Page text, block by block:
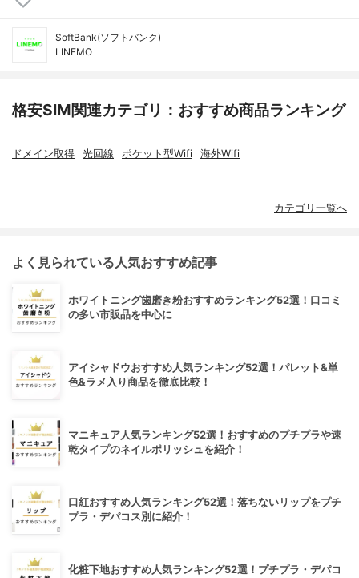
SoftBank(ソフトバンク)
LINEMO
格安SIM関連カテゴリ：おすすめ商品ランキング
ドメイン取得 光回線 ポケット型Wifi 海外Wifi
カテゴリ一覧へ
よく見られている人気おすすめ記事
ホワイトニング歯磨き粉おすすめランキング52選！口コミ
の多い市販品を中心に
アイシャドウおすすめ人気ランキング52選！パレット&単
色&ラメ入り商品を徹底比較！
マニキュア人気ランキング52選！おすすめのプチプラや速
乾タイプのネイルポリッシュを紹介！
口紅おすすめ人気ランキング52選！落ちないリップをプチ
プラ・デパコス別に紹介！
化粧下地おすすめ人気ランキング52選！プチプラ・デパコ